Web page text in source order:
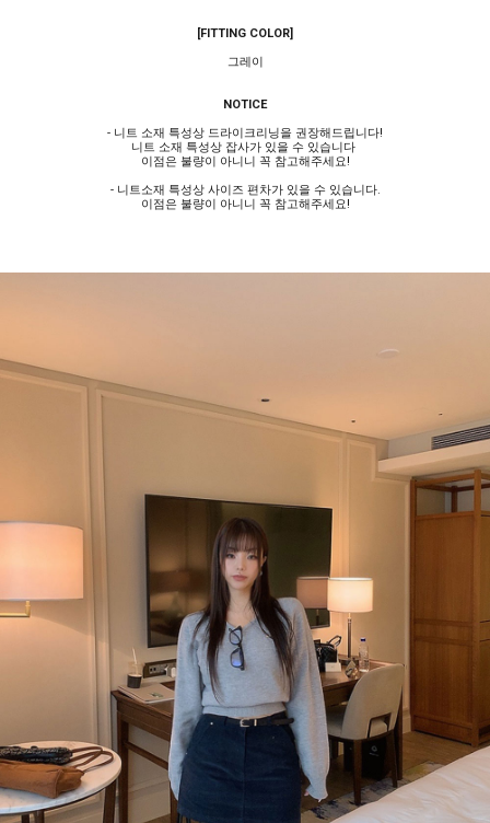
[FITTING COLOR]
그레이
NOTICE
- 니트 소재 특성상 드라이크리닝을 권장해드립니다!
니트 소재 특성상 잡사가 있을 수 있습니다
이점은 불량이 아니니 꼭 참고해주세요!
- 니트소재 특성상 사이즈 편차가 있을 수 있습니다.
이점은 불량이 아니니 꼭 참고해주세요!